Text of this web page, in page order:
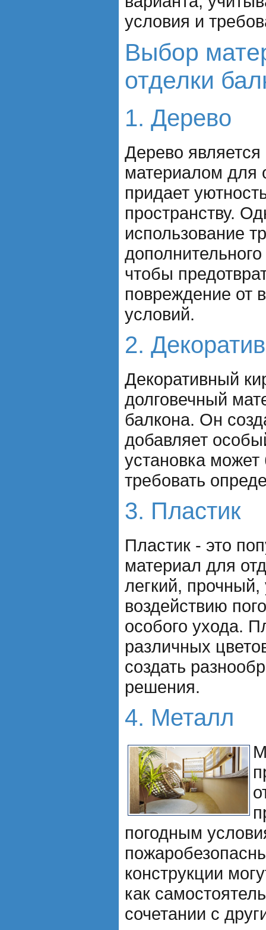
условия и
Выбор
отделки
1. Дерево
Дерево
материалом для
придает
пространству.
использование
чтобы
повреждение от
условий.
2.
Декоративный
долговечный
балкона. Он
добавляет
установка
требовать
3. Пластик
Пластик - это
материал для
легкий, прочный,
воздействию
особого ухода.
различных
создать
решения.
4. Металл
погодным
конструкции
как
сочетании с